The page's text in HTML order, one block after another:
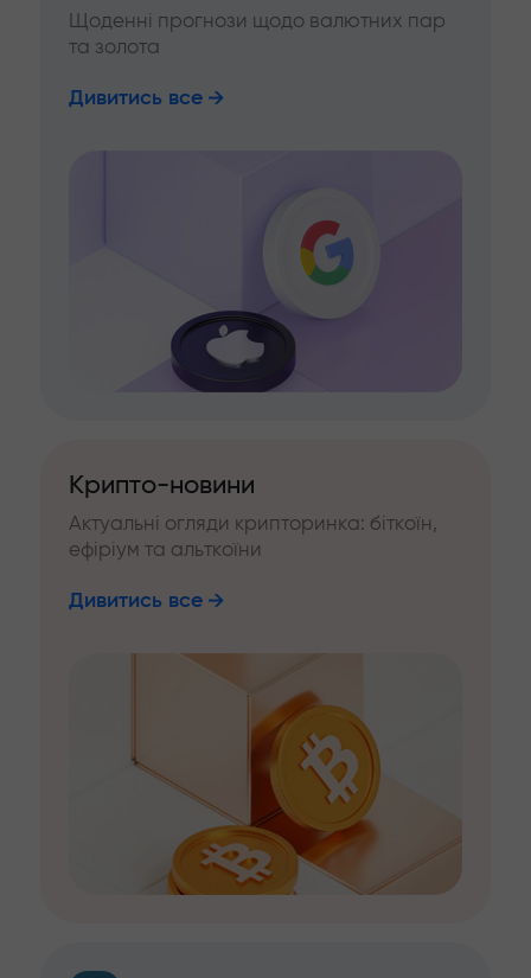
Щоденні прогнози щодо валютних пар
та золота
Дивитись все
Крипто-новини
Актуальні огляди крипторинка: біткоїн,
ефіріум та альткоїни
Дивитись все